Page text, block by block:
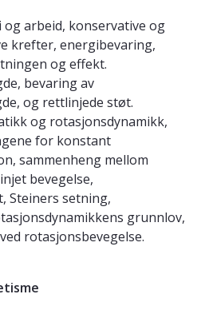
arbeid, konservative og
krefter, energibevaring,
og effekt.
bevaring av
og rettlinjede støt.
og rotasjonsdynamikk,
for konstant
sammenheng mellom
bevegelse,
Steiners setning,
grunnlov,
rotasjonsbevegelse.